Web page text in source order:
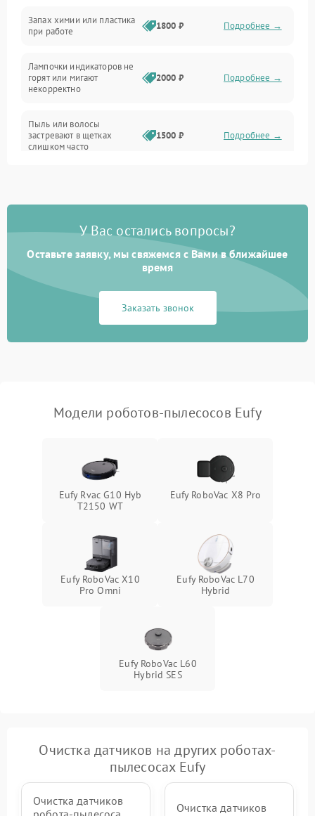
Батарея
Программные сбои
Запах химии или пластика
при работе
1800 ₽ Подробнее →
Лампочки индикаторов не
горят или мигают
некорректно
2000 ₽ Подробнее →
Пыль или волосы
застревают в щетках
слишком часто
1500 ₽ Подробнее →
У Вас остались вопросы?
Оставьте заявку, мы свяжемся с Вами в ближайшее
время
Заказать звонок
Модели роботов-пылесосов Eufy
Eufy Rvac G10 Hyb
T2150 WT
Eufy RoboVac X8 Pro
Eufy RoboVac X10
Pro Omni
Eufy RoboVac L70
Hybrid
Eufy RoboVac L60
Hybrid SES
Очистка датчиков на других роботах-
пылесосах Eufy
Очистка датчиков
Очистка датчиков